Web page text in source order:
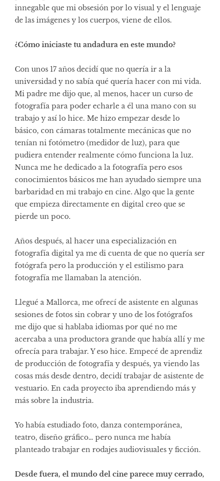
innegable que mi obsesión por lo visual y el lenguaje
de las imágenes y los cuerpos, viene de ellos.
¿Cómo iniciaste tu andadura en este mundo?
Con unos 17 años decidí que no quería ir a la
universidad y no sabía qué quería hacer con mi vida.
Mi padre me dijo que, al menos, hacer un curso de
fotografía para poder echarle a él una mano con su
trabajo y así lo hice. Me hizo empezar desde lo
básico, con cámaras totalmente mecánicas que no
tenían ni fotómetro (medidor de luz), para que
pudiera entender realmente cómo funciona la luz.
Nunca me he dedicado a la fotografía pero esos
conocimientos básicos me han ayudado siempre una
barbaridad en mi trabajo en cine. Algo que la gente
que empieza directamente en digital creo que se
pierde un poco.
Años después, al hacer una especialización en
fotografía digital ya me di cuenta de que no quería ser
fotógrafa pero la producción y el estilismo para
fotografía me llamaban la atención.
Llegué a Mallorca, me ofrecí de asistente en algunas
sesiones de fotos sin cobrar y uno de los fotógrafos
me dijo que si hablaba idiomas por qué no me
acercaba a una productora grande que había allí y me
ofrecía para trabajar. Y eso hice. Empecé de aprendiz
de producción de fotografía y después, ya viendo las
cosas más desde dentro, decidí trabajar de asistente de
vestuario. En cada proyecto iba aprendiendo más y
más sobre la industria.
Yo había estudiado foto, danza contemporánea,
teatro, diseño gráfico… pero nunca me había
planteado trabajar en rodajes audiovisuales y ficción.
Desde fuera, el mundo del cine parece muy cerrado,